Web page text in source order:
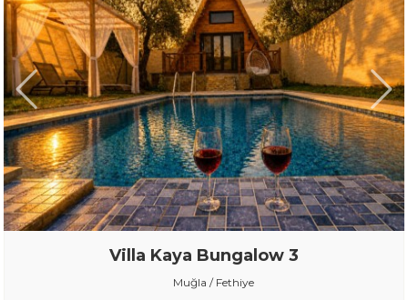
Villa Kaya Bungalow 3
Muğla / Fethiye